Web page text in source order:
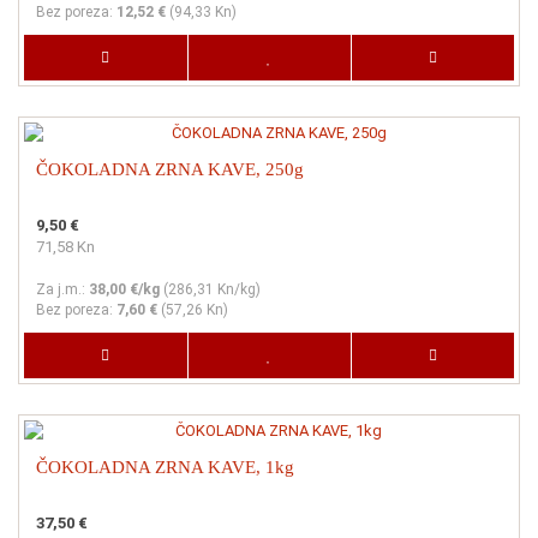
Bez poreza: 12,52 € (94,33 Kn)
ČOKOLADNA ZRNA KAVE, 250g
9,50 €
71,58 Kn
Za j.m.: 38,00 €/kg (286,31 Kn/kg)
Bez poreza: 7,60 € (57,26 Kn)
ČOKOLADNA ZRNA KAVE, 1kg
37,50 €